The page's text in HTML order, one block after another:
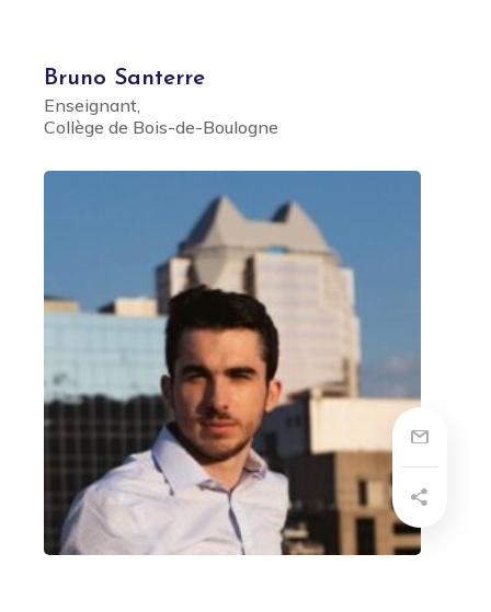
Bruno Santerre
Enseignant,
Collège de Bois-de-Boulogne